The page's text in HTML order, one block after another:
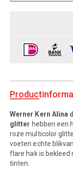
Werner Kern Alina
glitter hebben een
roze multicolor
voeten echte
flare hak is
tinten.